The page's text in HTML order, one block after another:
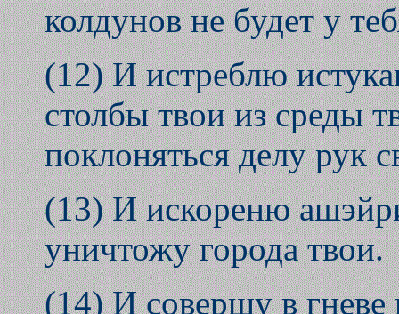
колдунов не будет у
(12) И истреблю
столбы твои из среды
поклоняться делу рук
(13) И искореню
уничтожу города твои.
(14) И совершу в